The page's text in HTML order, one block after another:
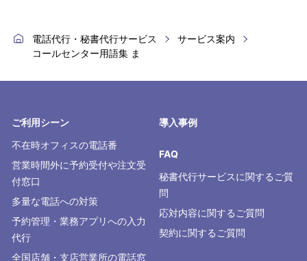
電話代行・秘書代行サービス
サービス案内
コールセンター用語集 ま
ご利用シーン
不在時オフィスの電話番
営業時間外に予約受付や注文受
付窓口
多量な電話への対策
予約管理・業務アプリへの入力
代行
全国店舗・支店営業所の電話窓
導入事例
FAQ
秘書代行サービスに関するご質
問
応対内容に関するご質問
契約に関するご質問